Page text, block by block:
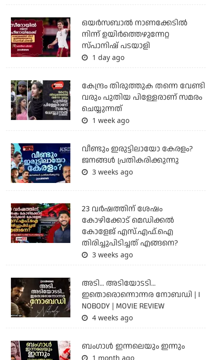
ഒയര്‍സബാൽ നാണക്കേടിൽ
നിന്ന് ഉയിർത്തെഴുന്നേറ്റ
സ്പാനിഷ് പടയാളി
1 day ago
കേന്ദ്രം തിരുത്തുക തന്നെ വേണ്ടി
വരും പുതിയ പിള്ളേരാണ് സമരം
ചെയ്യുന്നത്
1 week ago
വീണ്ടും ഇരുട്ടിലായോ കേരളം?
ജനങ്ങൾ പ്രതികരിക്കുന്നു
3 weeks ago
23 വർഷത്തിന് ശേഷം
കോഴിക്കോട് മെഡിക്കൽ
കോളേജ് എസ്.എഫ്.ഐ
തിരിച്ചുപിടിച്ചത് എങ്ങനെ?
3 weeks ago
അടി... അടിയോടടി...
ഇതൊരൊന്നൊന്നര നോബഡി | I
NOBODY | MOVIE REVIEW
4 weeks ago
ബംഗാള്‍ ഇന്നലെയും ഇന്നും
1 month ago